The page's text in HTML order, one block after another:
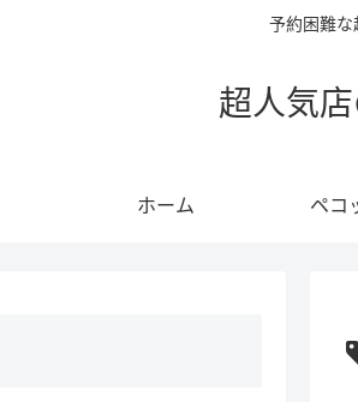
予約困難な
超人気
ホーム ペコ